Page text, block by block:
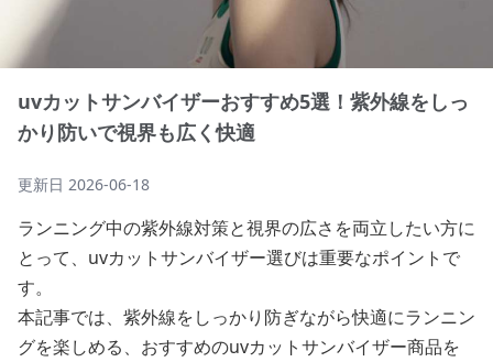
uvカットサンバイザーおすすめ5選！紫外線をしっ
かり防いで視界も広く快適
更新日 2026-06-18
ランニング中の紫外線対策と視界の広さを両立したい方に
とって、uvカットサンバイザー選びは重要なポイントで
す。
本記事では、紫外線をしっかり防ぎながら快適にランニン
グを楽しめる、おすすめのuvカットサンバイザー商品を